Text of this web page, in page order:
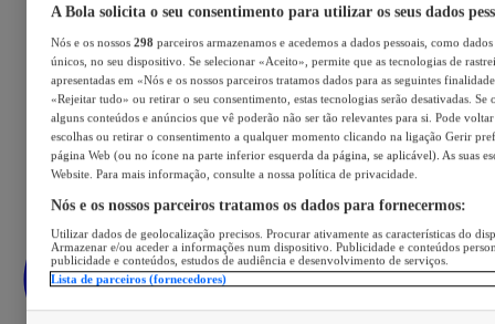
A Bola solicita o seu consentimento para utilizar os seus dados
Nós e os nossos 298 parceiros armazenamos e acedemos a dados pessoais, como
únicos, no seu dispositivo. Se selecionar «Aceito», permite que as tecnologias de
apresentadas em «Nós e os nossos parceiros tratamos dados para as seguintes
«Rejeitar tudo» ou retirar o seu consentimento, estas tecnologias serão desativadas. Se
alguns conteúdos e anúncios que vê poderão não ser tão relevantes para si. Pode voltar
escolhas ou retirar o consentimento a qualquer momento clicando na ligação Gerir
página Web (ou no ícone na parte inferior esquerda da página, se aplicável). As suas
Website. Para mais informação, consulte a nossa política de privacidade.
Nós e os nossos parceiros tratamos os dados para fornecermos:
Utilizar dados de geolocalização precisos. Procurar ativamente as características do
Armazenar e/ou aceder a informações num dispositivo. Publicidade e conteúdos
publicidade e conteúdos, estudos de audiência e desenvolvimento de serviços.
Lista de parceiros (fornecedores)